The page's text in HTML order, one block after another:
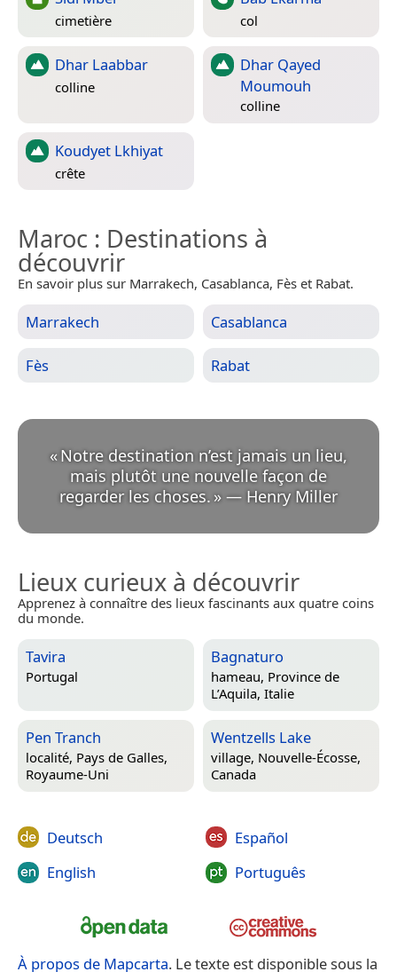
cimetière col
Dhar Laabbar
colline
Dhar Qayed
Moumouh
colline
Koudyet Lkhiyat
crête
Maroc : Destinations à
découvrir
En savoir plus sur Marrakech, Casablanca, Fès et Rabat.
Marrakech Casablanca
Fès Rabat
«Notre destination n’est jamais un lieu,
mais plutôt une nouvelle façon de
regarder les choses. » — Henry Miller
Lieux curieux à découvrir
Apprenez à connaître des lieux fascinants aux quatre coins
du monde.
Tavira
Portugal
Bagnaturo
hameau, Province de
L’Aquila, Italie
Pen Tranch
localité, Pays de Galles,
Royaume-Uni
Wentzells Lake
village, Nouvelle-Écosse,
Canada
Deutsch
English
Español
Português
À propos de Mapcarta. Le texte est disponible sous la